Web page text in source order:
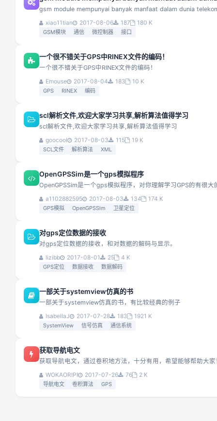
gsm module mempunyai banyak manfaat dalam dunia
xiao11tian
2017-08-06 187 180 K
GSM模块 通信 微控制器 接口
一个很不错关于GPS中RINEX文件的编码！
一个很不错关于GPS中RINEX文件的编码！
Emouse
2017-08-04 183 10 K
GPS RINEX 编码
scl解析文件,欢迎大家学习共享,解析算法值得学习
scl解析文件,欢迎大家学习共享,解析算法值得学习
goocool
2017-08-03 115 19 K
SCL文件 解析算法 XML
OpenGPSSim是一个gps模拟程序
OpenGPSSim是一个gps模拟程序，对你理解学习GPS的有很大
a1102882595
2017-08-03 134 174 K
GPS模拟 OpenGPSSim 卫星定位
对gps定位数据的接收
对gps定位数据的接收，和对数据的解码与显示。
lizibb
2017-08-01 25 4 K
GPS定位 数据接收 数据解码
一部关于systemview仿真的书
一部关于systemview仿真的书，有比较经典的例子
IsabellaJ
2017-07-28 183 1921 K
SystemView 信号仿真 通信系统
获取导航电文
获取导航电文，通过卷积地方法，十分有用，希望能够帮助大家
WOKAORIPI
2017-07-26 76 2 K
导航电文 卷积算法 GPS